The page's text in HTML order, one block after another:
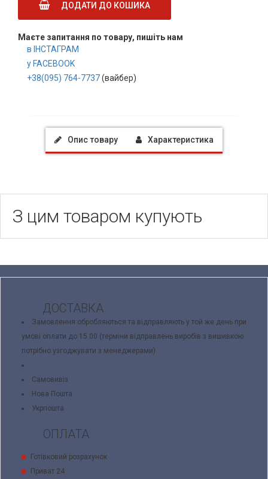
ДОДАТИ ДО КОШИКА
Маєте запитання по товару, пишіть нам
в ІНСТАГРАМ
у FACEBOOK
+38(095) 764-7737(вайбер)
Опис товару Характеристика
З цим товаром купують
ДОСТАВКА
Замовлення обробляються та відправляють у той же день при
умові оплати до 15.00 (терміни відправлень виробів з вишивкою
потрібно узгоджувати з менеджерами)
Самовивіз
Нова Пошта
Укрпошта
ОПЛАТА
Готівковий розрахунок
Приват 24